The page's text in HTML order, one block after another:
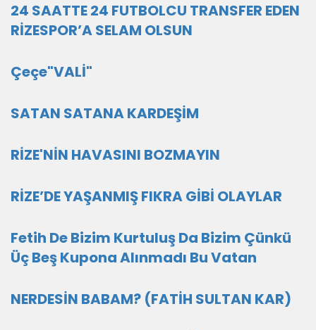
24 SAATTE 24 FUTBOLCU TRANSFER EDEN
RİZESPOR’A SELAM OLSUN
Çeçe"VALİ"
SATAN SATANA KARDEŞİM
RİZE'NİN HAVASINI BOZMAYIN
RİZE’DE YAŞANMIŞ FIKRA GİBİ OLAYLAR
Fetih De Bizim Kurtuluş Da Bizim Çünkü
Üç Beş Kupona Alınmadı Bu Vatan
NERDESİN BABAM? (FATİH SULTAN KAR)